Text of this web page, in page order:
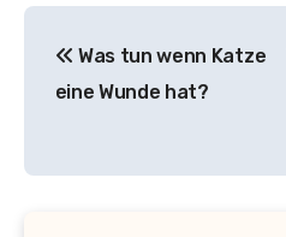
Was tun wenn Katze
eine Wunde hat?